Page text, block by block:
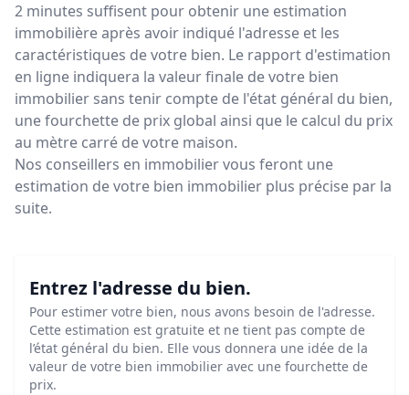
2 minutes suffisent pour obtenir une estimation
immobilière après avoir indiqué l'adresse et les
caractéristiques de votre bien. Le rapport d'estimation
en ligne indiquera la valeur finale de votre bien
immobilier sans tenir compte de l'état général du bien,
une fourchette de prix global ainsi que le calcul du prix
au mètre carré de votre maison.
Nos conseillers en immobilier vous feront une
estimation de votre bien immobilier plus précise par la
suite.
Entrez l'adresse du bien.
Pour estimer votre bien, nous avons besoin de l'adresse.
Cette estimation est gratuite et ne tient pas compte de
l’état général du bien. Elle vous donnera une idée de la
valeur de votre bien immobilier avec une fourchette de
prix.